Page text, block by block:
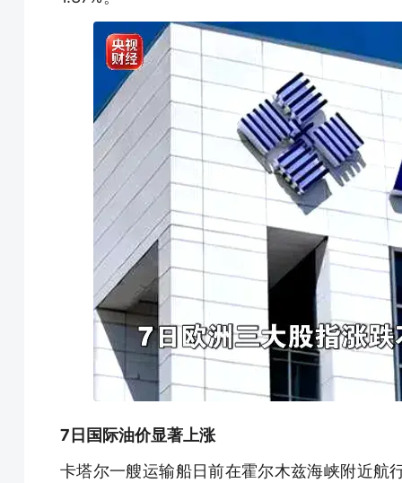
7日国际油价显著上涨
卡塔尔一艘运输船日前在霍尔木兹海峡附近航